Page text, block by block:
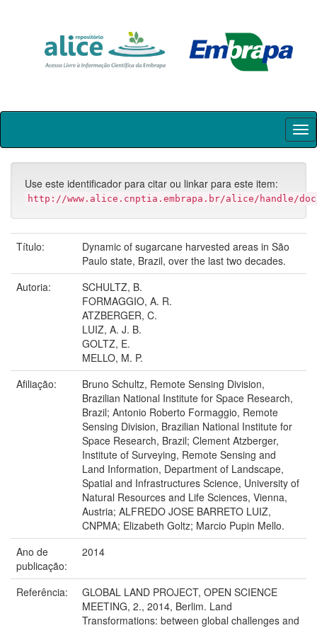
Skip
Use este identificador para citar ou linkar para este item:
http://www.alice.cnptia.embrapa.br/alice/handle/doc/
Título:
Dynamic of sugarcane harvested areas in São
Paulo state, Brazil, over the last two decades.
Autoria:
SCHULTZ, B.
FORMAGGIO, A. R.
ATZBERGER, C.
LUIZ, A. J. B.
GOLTZ, E.
MELLO, M. P.
Afiliação:
Bruno Schultz, Remote Sensing Division,
Brazilian National Institute for Space Research,
Brazil; Antonio Roberto Formaggio, Remote
Sensing Division, Brazilian National Institute for
Space Research, Brazil; Clement Atzberger,
Institute of Surveying, Remote Sensing and
Land Information, Department of Landscape,
Spatial and Infrastructures Science, University of
Natural Resources and Life Sciences, Vienna,
Austria; ALFREDO JOSE BARRETO LUIZ,
CNPMA; Elizabeth Goltz; Marcio Pupin Mello.
Ano de
publicação:
2014
Referência:
GLOBAL LAND PROJECT, OPEN SCIENCE
MEETING, 2., 2014, Berlim. Land
Transformations: between global challenges and